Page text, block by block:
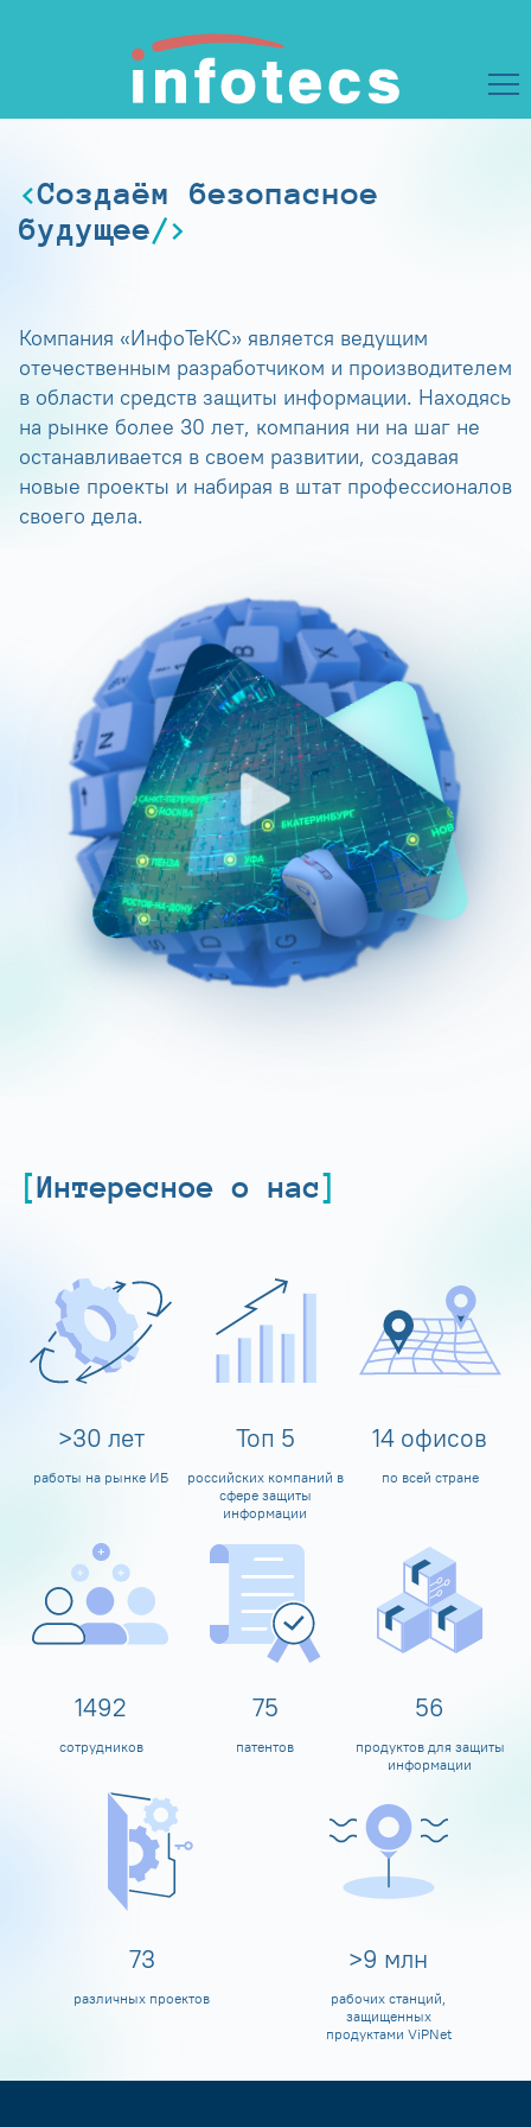
Создаём безопасное
будущее
Компания «ИнфоТеКС» является ведущим
отечественным разработчиком и производителем
в области средств защиты информации. Находясь
на рынке более 30 лет, компания ни на шаг не
останавливается в своем развитии, создавая
новые проекты и набирая в штат профессионалов
своего дела.
Интересное о нас
>30 лет
работы на рынке ИБ
Топ 5
российских компаний в
сфере защиты
информации
14 офисов
по всей стране
1599
сотрудников
80
патентов
60
продуктов для защиты
информации
80
различных проектов
>10 млн
рабочих станций,
защищенных
продуктами ViPNet